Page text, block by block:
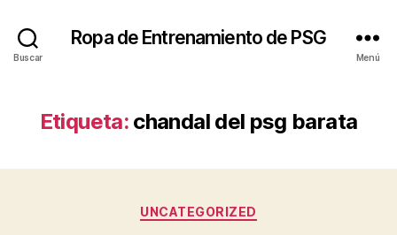
Buscar
Ropa de Entrenamiento de PSG
Menú
Etiqueta: chandal del psg barata
Categorías
UNCATEGORIZED